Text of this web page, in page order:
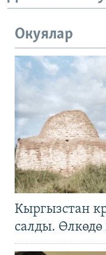
Окуялар
Кыргызстан
салды.